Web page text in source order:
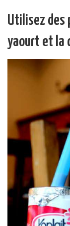
Utilisez des
yaourt et la